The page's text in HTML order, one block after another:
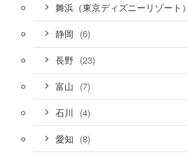
舞浜（東京ディズニーリゾート）
静岡 (6)
長野 (23)
富山 (7)
石川 (4)
愛知 (8)